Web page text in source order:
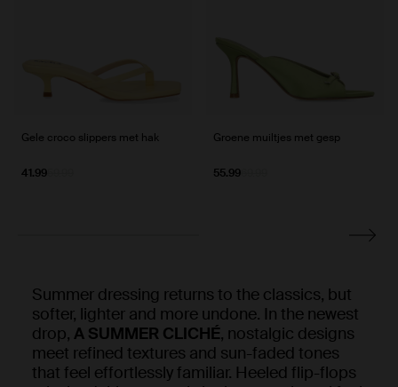
Gele croco slippers met hak
41.99
Groene muiltjes met gesp
55.99
Summer dressing returns to the classics, but
softer, lighter and more undone. In the newest
drop, A SUMMER CLICHÉ, nostalgic designs
meet refined textures and sun-faded tones
that feel effortlessly familiar. Heeled flip-flops